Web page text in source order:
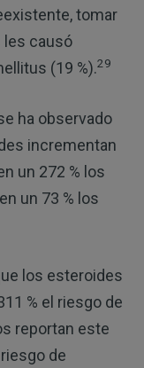
tomar
les causó
(19 %).29
ha observado
incrementan
un 272 % los
un 73 % los
los esteroides
% el riesgo de
reportan este
de